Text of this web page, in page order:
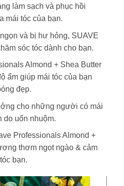
làm sạch và phục hồi
mái tóc của bạn.
và bị hư hỏng, SUAVE
sóc tóc dành cho bạn.
Almond + Shea Butter
ẩm giúp mái tóc của bạn
đẹp.
cho những người có mái
do uốn nhuộm.
Professionals Almond +
thơm ngọt ngào & cảm
bạn.